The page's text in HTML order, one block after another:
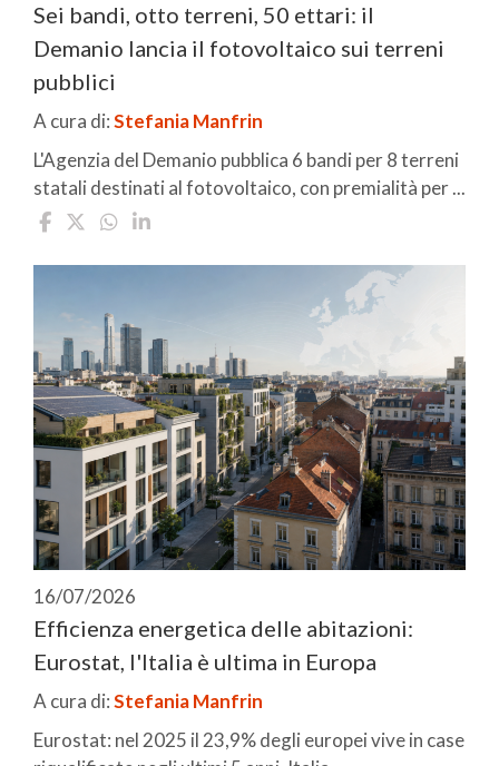
Sei bandi, otto terreni, 50 ettari: il
Demanio lancia il fotovoltaico sui terreni
pubblici
A cura di:Stefania Manfrin
L'Agenzia del Demanio pubblica 6 bandi per 8 terreni
statali destinati al fotovoltaico, con premialità per ...
16/07/2026
Efficienza energetica delle abitazioni:
Eurostat, l'Italia è ultima in Europa
A cura di:Stefania Manfrin
Eurostat: nel 2025 il 23,9% degli europei vive in case